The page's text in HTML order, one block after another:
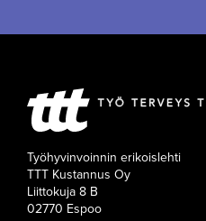
Työhyvinvoinnin erikoislehti
TTT Kustannus Oy
Liittokuja 8 B
02770 Espoo